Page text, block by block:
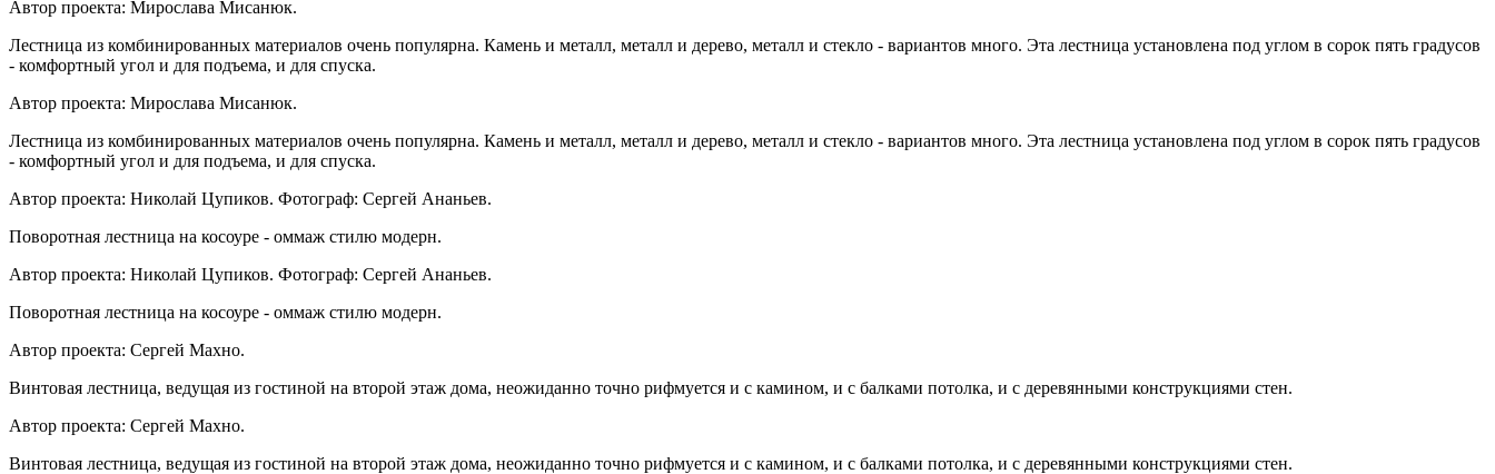
Автор проекта: Мирослава Мисанюк.
Лестница из комбинированных материалов очень популярна. Камень и металл, металл и дерево, металл и стекло - вариантов много. Эта лестница установлена под углом в сорок пять градусов
- комфортный угол и для подъема, и для спуска.
Автор проекта: Мирослава Мисанюк.
Лестница из комбинированных материалов очень популярна. Камень и металл, металл и дерево, металл и стекло - вариантов много. Эта лестница установлена под углом в сорок пять градусов
- комфортный угол и для подъема, и для спуска.
Автор проекта: Николай Цупиков. Фотограф: Сергей Ананьев.
Поворотная лестница на косоуре - оммаж стилю модерн.
Автор проекта: Николай Цупиков. Фотограф: Сергей Ананьев.
Поворотная лестница на косоуре - оммаж стилю модерн.
Автор проекта: Сергей Махно.
Винтовая лестница, ведущая из гостиной на второй этаж дома, неожиданно точно рифмуется и с камином, и с балками потолка, и с деревянными конструкциями стен.
Автор проекта: Сергей Махно.
Винтовая лестница, ведущая из гостиной на второй этаж дома, неожиданно точно рифмуется и с камином, и с балками потолка, и с деревянными конструкциями стен.